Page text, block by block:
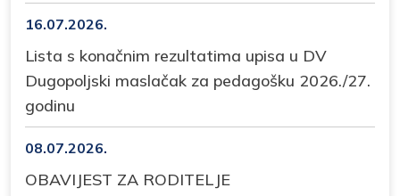
16.07.2026.
Lista s konačnim rezultatima upisa u DV
Dugopoljski maslačak za pedagošku 2026./27.
godinu
08.07.2026.
OBAVIJEST ZA RODITELJE